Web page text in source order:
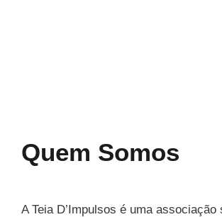
Quem Somos
A Teia D’Impulsos é uma associação